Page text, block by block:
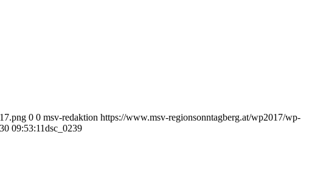
0 0 msv-redaktion https://www.msv-regionsonntagberg.at/wp2017/wp-
09:53:11dsc_0239